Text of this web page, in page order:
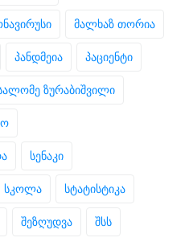
მალხაზ თორია
პანდმეია პაციენტი
ზურაბიშვილი
სენაკი
სკოლა სტატისტიკა
შეზღუდვა შსს